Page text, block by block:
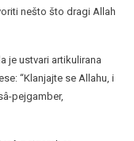
nešto što dragi Allah
je ustvari artikulirana
“Klanjajte se Allahu, i
pejgamber,